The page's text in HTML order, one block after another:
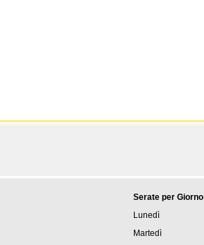
Serate per Giorno
Lunedì
Martedì